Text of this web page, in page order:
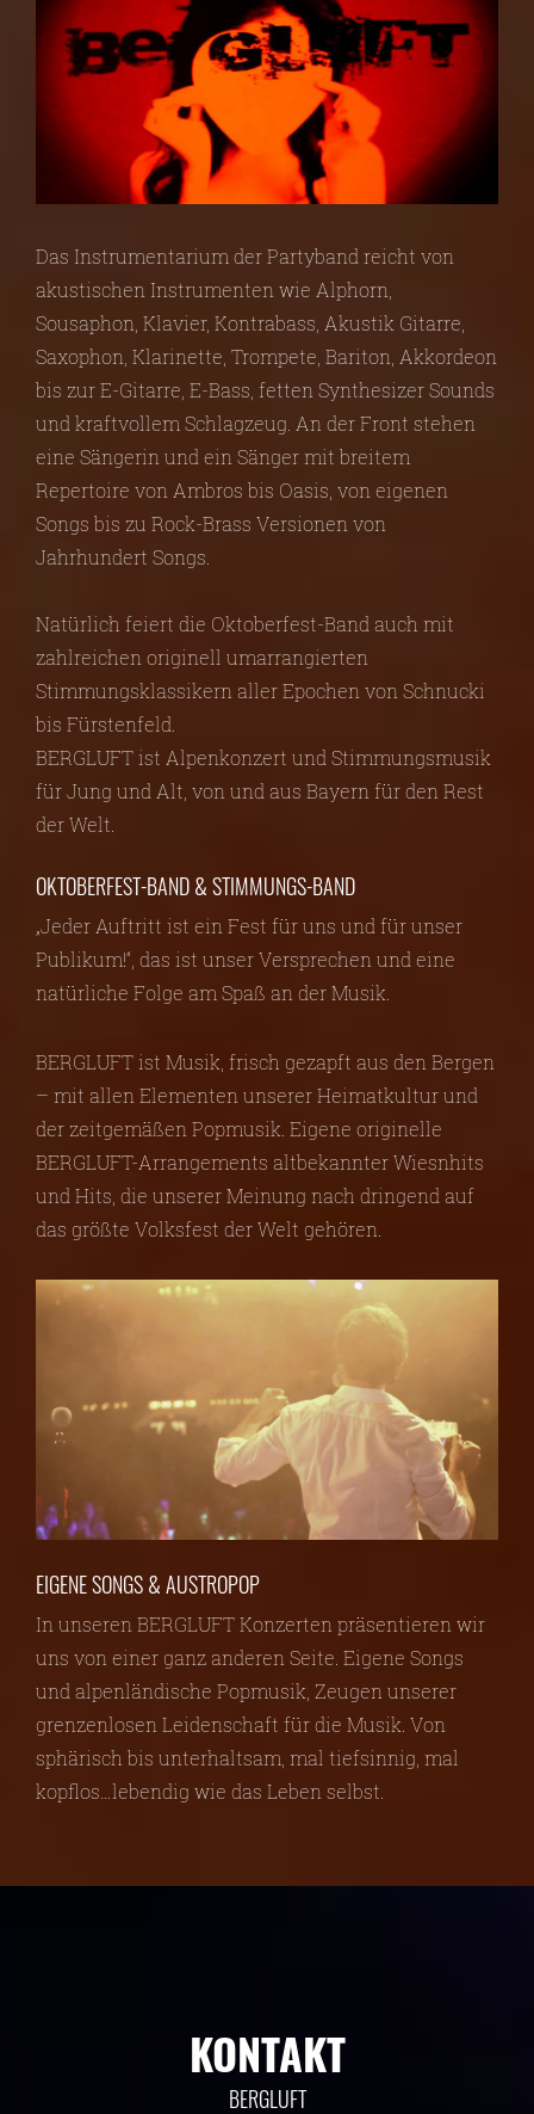
Das Instrumentarium der Partyband reicht von
akustischen Instrumenten wie Alphorn,
Sousaphon, Klavier, Kontrabass, Akustik Gitarre,
Saxophon, Klarinette, Trompete, Bariton, Akkordeon
bis zur E-Gitarre, E-Bass, fetten Synthesizer Sounds
und kraftvollem Schlagzeug. An der Front stehen
eine Sängerin und ein Sänger mit breitem
Repertoire von Ambros bis Oasis, von eigenen
Songs bis zu Rock-Brass Versionen von
Jahrhundert Songs.
Natürlich feiert die Oktoberfest-Band auch mit
zahlreichen originell umarrangierten
Stimmungsklassikern aller Epochen von Schnucki
bis Fürstenfeld.
BERGLUFT ist Alpenkonzert und Stimmungsmusik
für Jung und Alt, von und aus Bayern für den Rest
der Welt.
OKTOBERFEST-BAND & STIMMUNGS-BAND
„Jeder Auftritt ist ein Fest für uns und für unser
Publikum!“, das ist unser Versprechen und eine
natürliche Folge am Spaß an der Musik.
BERGLUFT ist Musik, frisch gezapft aus den Bergen
– mit allen Elementen unserer Heimatkultur und
der zeitgemäßen Popmusik. Eigene originelle
BERGLUFT-Arrangements altbekannter Wiesnhits
und Hits, die unserer Meinung nach dringend auf
das größte Volksfest der Welt gehören.
EIGENE SONGS & AUSTROPOP
In unseren BERGLUFT Konzerten präsentieren wir
uns von einer ganz anderen Seite. Eigene Songs
und alpenländische Popmusik, Zeugen unserer
grenzenlosen Leidenschaft für die Musik. Von
sphärisch bis unterhaltsam, mal tiefsinnig, mal
kopflos…lebendig wie das Leben selbst.
KONTAKT
BERGLUFT